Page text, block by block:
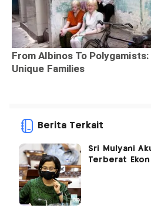
Berita Terkait
Sri Mulyani
Terberat